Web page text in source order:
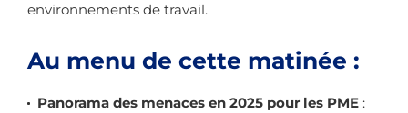
environnements de travail.
Au menu de cette matinée :
Panorama des menaces en 2025 pour les PME :